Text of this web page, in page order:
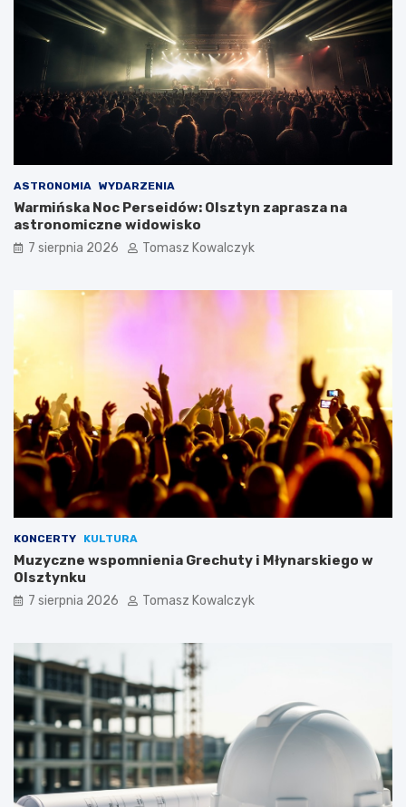
ASTRONOMIA WYDARZENIA
Warmińska Noc Perseidów: Olsztyn zaprasza na
astronomiczne widowisko
7 sierpnia 2026 Tomasz Kowalczyk
KONCERTY KULTURA
Muzyczne wspomnienia Grechuty i Młynarskiego w
Olsztynku
7 sierpnia 2026 Tomasz Kowalczyk